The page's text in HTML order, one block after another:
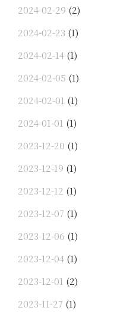
2024-02-29 (2)
2024-02-23 (1)
2024-02-14 (1)
2024-02-05 (1)
2024-02-01 (1)
2024-01-01 (1)
2023-12-20 (1)
2023-12-19 (1)
2023-12-12 (1)
2023-12-07 (1)
2023-12-06 (1)
2023-12-04 (1)
2023-12-01 (2)
2023-11-27 (1)